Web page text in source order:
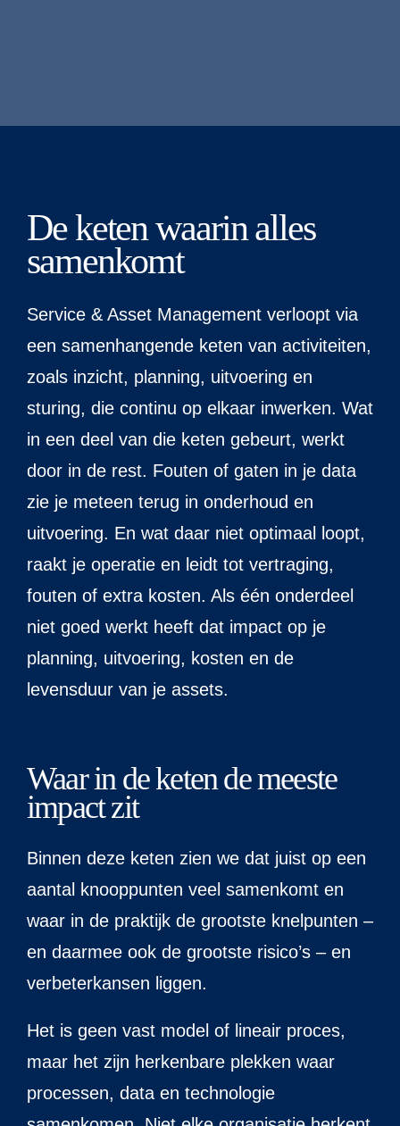
De keten waarin alles
samenkomt
Service & Asset Management verloopt via
een samenhangende keten van activiteiten,
zoals inzicht, planning, uitvoering en
sturing, die continu op elkaar inwerken. Wat
in een deel van die keten gebeurt, werkt
door in de rest. Fouten of gaten in je data
zie je meteen terug in onderhoud en
uitvoering. En wat daar niet optimaal loopt,
raakt je operatie en leidt tot vertraging,
fouten of extra kosten. Als één onderdeel
niet goed werkt heeft dat impact op je
planning, uitvoering, kosten en de
levensduur van je assets.
Waar in de keten de meeste
impact zit
Binnen deze keten zien we dat juist op een
aantal knooppunten veel samenkomt en
waar in de praktijk de grootste knelpunten –
en daarmee ook de grootste risico’s – en
verbeterkansen liggen.
Het is geen vast model of lineair proces,
maar het zijn herkenbare plekken waar
processen, data en technologie